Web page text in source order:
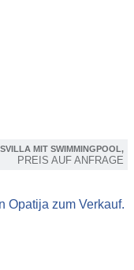
MIT SWIMMINGPOOL,
PREIS AUF ANFRAGE